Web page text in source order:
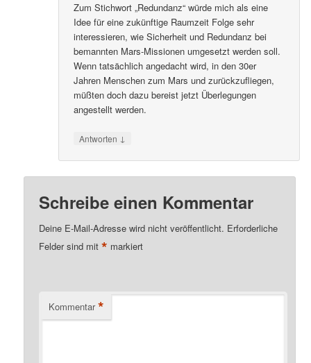
Zum Stichwort „Redundanz“ würde mich als eine
Idee für eine zukünftige Raumzeit Folge sehr
interessieren, wie Sicherheit und Redundanz bei
bemannten Mars-Missionen umgesetzt werden soll.
Wenn tatsächlich angedacht wird, in den 30er
Jahren Menschen zum Mars und zurückzufliegen,
müßten doch dazu bereist jetzt Überlegungen
angestellt werden.
Antworten ↓
Schreibe einen Kommentar
Deine E-Mail-Adresse wird nicht veröffentlicht. Erforderliche
Felder sind mit* markiert
Kommentar *